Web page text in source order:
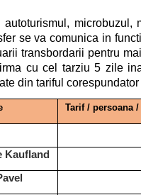
se va comunica in
transbordarii pentru
cu cel tarziu 5 zile
din tariful corespundator
Tarif / persoana
Kaufland